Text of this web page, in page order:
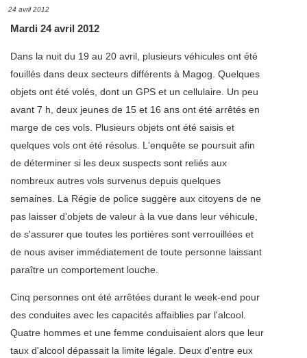
24 avril 2012
Mardi 24 avril 2012
Dans la nuit du 19 au 20 avril, plusieurs véhicules ont été
fouillés dans deux secteurs différents à Magog. Quelques
objets ont été volés, dont un GPS et un cellulaire. Un peu
avant 7 h, deux jeunes de 15 et 16 ans ont été arrêtés en
marge de ces vols. Plusieurs objets ont été saisis et
quelques vols ont été résolus. L'enquête se poursuit afin
de déterminer si les deux suspects sont reliés aux
nombreux autres vols survenus depuis quelques
semaines. La Régie de police suggère aux citoyens de ne
pas laisser d'objets de valeur à la vue dans leur véhicule,
de s'assurer que toutes les portières sont verrouillées et
de nous aviser immédiatement de toute personne laissant
paraître un comportement louche.
Cinq personnes ont été arrêtées durant le week-end pour
des conduites avec les capacités affaiblies par l'alcool.
Quatre hommes et une femme conduisaient alors que leur
taux d'alcool dépassait la limite légale. Deux d'entre eux